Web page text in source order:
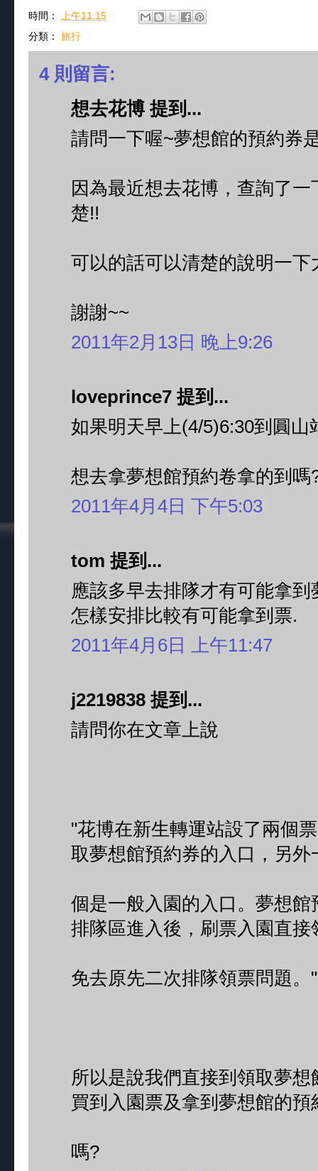
時間： 上午11:15
分類： 旅行
4 則留言:
想去花博 提到...
請問一下喔~夢想館的預約券
因為最近想去花博，查詢了
楚!!
可以的話可以清楚的說明一下
謝謝~~
2011年2月13日 晚上9:26
loveprince7 提到...
如果明天早上(4/5)6:30到圓山
想去拿夢想館預約卷拿的到嗎
2011年4月4日 下午5:03
tom 提到...
應該多早去排隊才有可能拿
怎樣安排比較有可能拿到票.
2011年4月6日 上午11:47
j2219838 提到...
請問你在文章上說
"花博在新生轉運站設了兩個
取夢想館預約券的入口，另外
個是一般入園的入口。夢想
排隊區進入後，刷票入園直接
免去原先二次排隊領票問題。"
所以是說我們直接到領取夢
買到入園票及拿到夢想館的預
嗎?